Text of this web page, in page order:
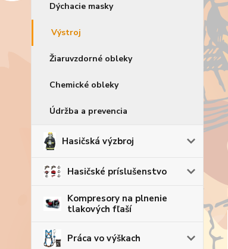
Dýchacie masky
Výstroj
Žiaruvzdorné obleky
Chemické obleky
Údržba a prevencia
Hasičská výzbroj
Hasičské príslušenstvo
Kompresory na plnenie
tlakových fľaší
Práca vo výškach